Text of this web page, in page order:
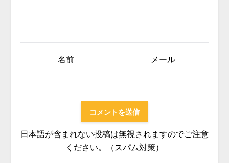
名前 メール
日本語が含まれない投稿は無視されますのでご注意
ください。（スパム対策）